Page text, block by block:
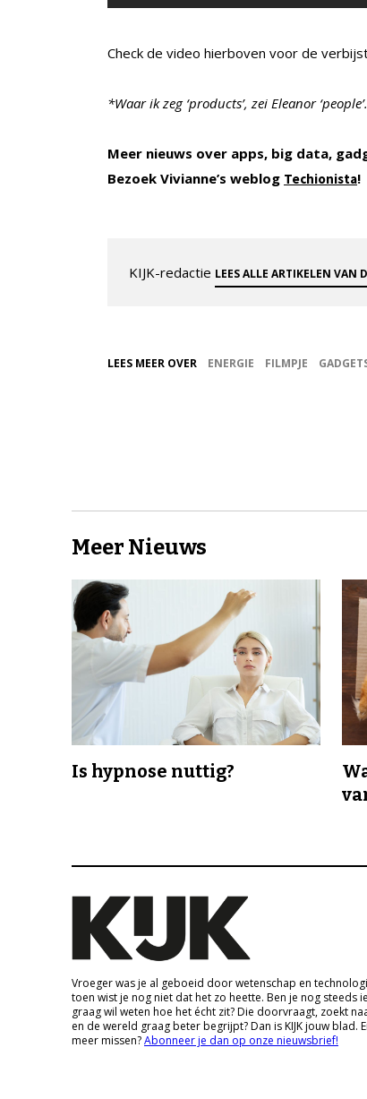
Check de video hierboven voor de
*Waar ik zeg ‘products’, zei Eleanor ‘people’.
Meer nieuws over apps, big data,
Bezoek Vivianne’s weblog Techionista!
KIJK-redactie LEES ALLE ARTIKELEN VAN
LEES MEER OVER ENERGIE FILMPJE
Meer Nieuws
Is hypnose nuttig?
Vroeger was je al geboeid door wetenschap en
toen wist je nog niet dat het zo heette. Ben je nog steeds
graag wil weten hoe het écht zit? Die doorvraagt, zoekt
en de wereld graag beter begrijpt? Dan is KIJK jouw blad.
meer missen?Abonneer je dan op onze nieuwsbrief!